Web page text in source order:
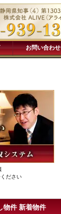
お問い合わせ
ださい
物件 新着物件